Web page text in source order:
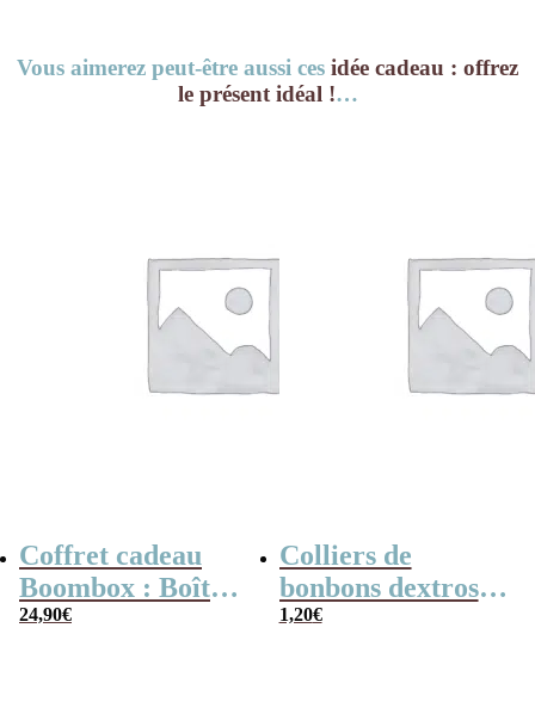
Vous aimerez peut-être aussi ces idée cadeau : offrez
le présent idéal !…
Coffret cadeau
Boombox : Boîte
bonbons des
24,90€
Colliers de
bonbons dextrose
x2
1,20€